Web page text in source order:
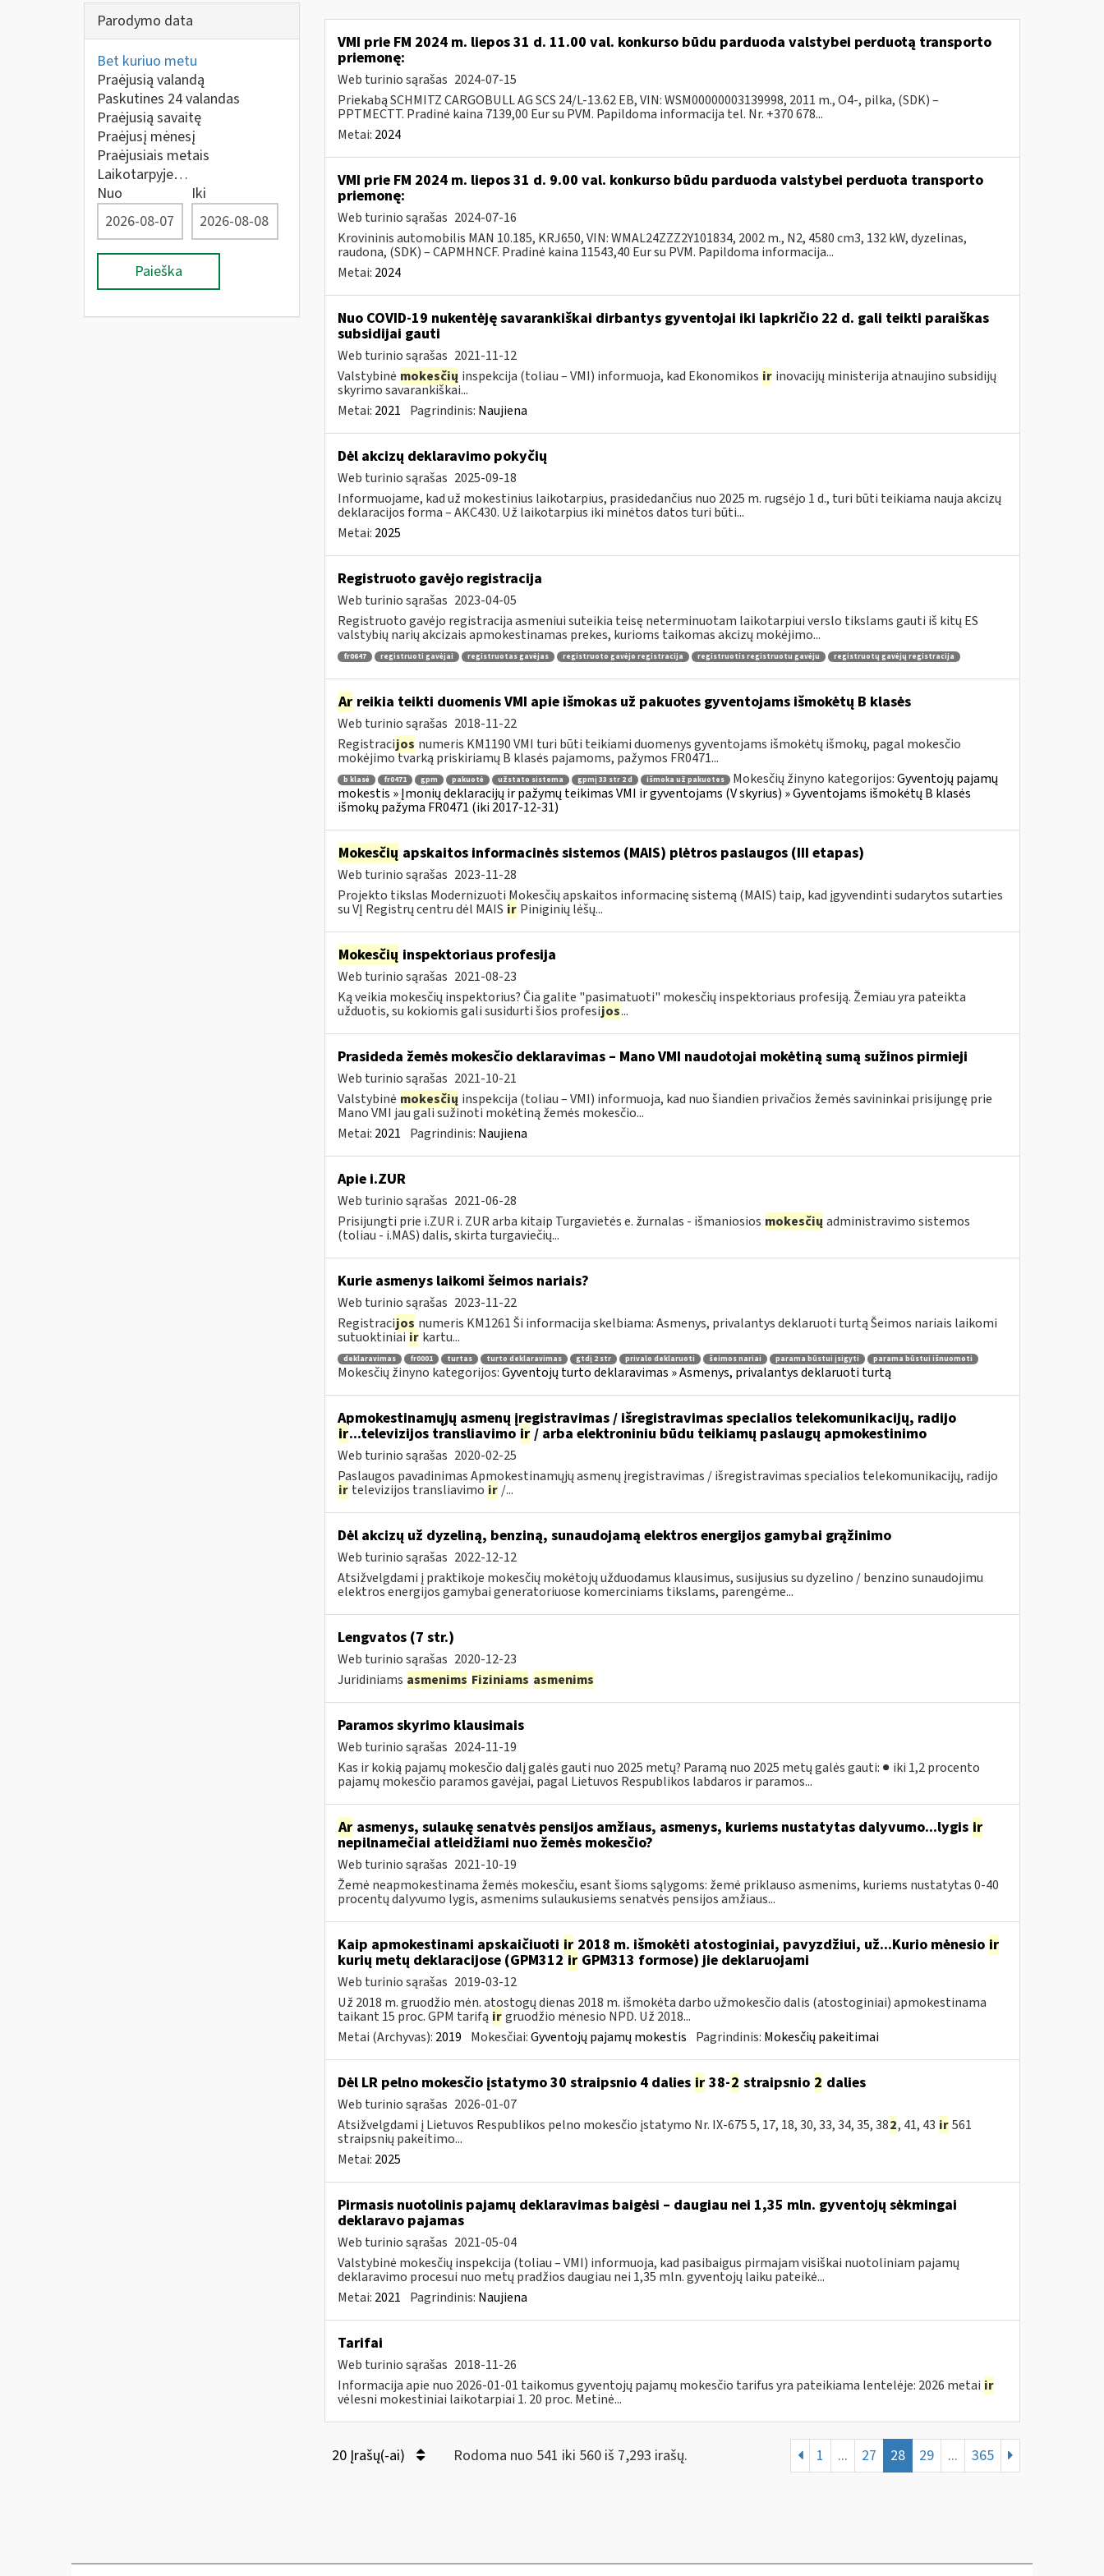
Parodymo data
Bet kuriuo metu
Praėjusią valandą
Paskutines 24 valandas
Praėjusią savaitę
Praėjusį mėnesį
Praėjusiais metais
Laikotarpyje…
Nuo
Iki
Paieška
VMI prie FM 2024 m. liepos 31 d. 11.00 val. konkurso būdu parduoda valstybei perduotą transporto
priemonę:
Web turinio sąrašas 2024-07-15
Priekabą SCHMITZ CARGOBULL AG SCS 24/L-13.62 EB, VIN: WSM00000003139998, 2011 m., O4-, pilka, (SDK) –
PPTMECTT. Pradinė kaina 7139,00 Eur su PVM. Papildoma informacija tel. Nr. +370 678...
Metai: 2024
VMI prie FM 2024 m. liepos 31 d. 9.00 val. konkurso būdu parduoda valstybei perduota transporto
priemonę:
Web turinio sąrašas 2024-07-16
Krovininis automobilis MAN 10.185, KRJ650, VIN: WMAL24ZZZ2Y101834, 2002 m., N2, 4580 cm3, 132 kW, dyzelinas,
raudona, (SDK) – CAPMHNCF. Pradinė kaina 11543,40 Eur su PVM. Papildoma informacija...
Metai: 2024
Nuo COVID-19 nukentėję savarankiškai dirbantys gyventojai iki lapkričio 22 d. gali teikti paraiškas
subsidijai gauti
Web turinio sąrašas 2021-11-12
Valstybinė mokesčių inspekcija (toliau – VMI) informuoja, kad Ekonomikos ir inovacijų ministerija atnaujino subsidijų
skyrimo savarankiškai...
Metai: 2021 Pagrindinis: Naujiena
​​​​​​​Dėl akcizų deklaravimo pokyčių
Web turinio sąrašas 2025-09-18
Informuojame, kad už mokestinius laikotarpius, prasidedančius nuo 2025 m. rugsėjo 1 d., turi būti teikiama nauja akcizų
deklaracijos forma – AKC430. Už laikotarpius iki minėtos datos turi būti...
Metai: 2025
Registruoto gavėjo registracija
Web turinio sąrašas 2023-04-05
Registruoto gavėjo registracija asmeniui suteikia teisę neterminuotam laikotarpiui verslo tikslams gauti iš kitų ES
valstybių narių akcizais apmokestinamas prekes, kurioms taikomas akcizų mokėjimo...
fr0647 registruoti gavėjai registruotas gavėjas registruoto gavėjo registracija registruotis registruotu gavėju registruotų gavėjų registracija
Arreikia teikti duomenis VMI apie išmokas už pakuotes gyventojams išmokėtų B klasės
Web turinio sąrašas 2018-11-22
Registracijos numeris KM1190 VMI turi būti teikiami duomenys gyventojams išmokėtų išmokų, pagal mokesčio
mokėjimo tvarką priskiriamų B klasės pajamoms, pažymos FR0471...
b klasė fr0471 gpm pakuotė užstato sistema gpmį 33 str 2 d išmoka už pakuotes Mokesčių žinyno kategorijos:Gyventojų pajamų
mokestis » Įmonių deklaracijų ir pažymų teikimas VMI ir gyventojams (V skyrius) » Gyventojams išmokėtų B klasės
išmokų pažyma FR0471 (iki 2017-12-31)
Mokesčių apskaitos informacinės sistemos (MAIS) plėtros paslaugos (III etapas)
Web turinio sąrašas 2023-11-28
Projekto tikslas Modernizuoti Mokesčių apskaitos informacinę sistemą (MAIS) taip, kad įgyvendinti sudarytos sutarties
su VĮ Registrų centru dėl MAIS ir Piniginių lėšų...
Mokesčių inspektoriaus profesija
Web turinio sąrašas 2021-08-23
Ką veikia mokesčių inspektorius? Čia galite "pasimatuoti" mokesčių inspektoriaus profesiją. Žemiau yra pateikta
užduotis, su kokiomis gali susidurti šios profesijos...
Prasideda žemės mokesčio deklaravimas – Mano VMI naudotojai mokėtiną sumą sužinos pirmieji
Web turinio sąrašas 2021-10-21
Valstybinė mokesčių inspekcija (toliau – VMI) informuoja, kad nuo šiandien privačios žemės savininkai prisijungę prie
Mano VMI jau gali sužinoti mokėtiną žemės mokesčio...
Metai: 2021 Pagrindinis: Naujiena
Apie i.ZUR
Web turinio sąrašas 2021-06-28
Prisijungti prie i.ZUR i. ZUR arba kitaip Turgavietės e. žurnalas - išmaniosios mokesčių administravimo sistemos
(toliau - i.MAS) dalis, skirta turgaviečių...
Kurie asmenys laikomi šeimos nariais?
Web turinio sąrašas 2023-11-22
Registracijos numeris KM1261 Ši informacija skelbiama: Asmenys, privalantys deklaruoti turtą Šeimos nariais laikomi
sutuoktiniaiir kartu...
deklaravimas fr0001 turtas turto deklaravimas gtdį 2 str privalo deklaruoti šeimos nariai parama būstui įsigyti parama būstui išnuomoti
Mokesčių žinyno kategorijos:Gyventojų turto deklaravimas » Asmenys, privalantys deklaruoti turtą
Apmokestinamųjų asmenų įregistravimas / išregistravimas specialios telekomunikacijų, radijo
ir...televizijos transliavimo ir/ arba elektroniniu būdu teikiamų paslaugų apmokestinimo
Web turinio sąrašas 2020-02-25
Paslaugos pavadinimas Apmokestinamųjų asmenų įregistravimas / išregistravimas specialios telekomunikacijų, radijo
ir televizijos transliavimo ir /...
Dėl akcizų už dyzeliną, benziną, sunaudojamą elektros energijos gamybai grąžinimo
Web turinio sąrašas 2022-12-12
Atsižvelgdami į praktikoje mokesčių mokėtojų užduodamus klausimus, susijusius su dyzelino / benzino sunaudojimu
elektros energijos gamybai generatoriuose komerciniams tikslams, parengėme...
Lengvatos (7 str.)
Web turinio sąrašas 2020-12-23
Juridiniams asmenims Fiziniams asmenims
Paramos skyrimo klausimais
Web turinio sąrašas 2024-11-19
Kas ir kokią pajamų mokesčio dalį galės gauti nuo 2025 metų? Paramą nuo 2025 metų galės gauti: ● iki 1,2 procento
pajamų mokesčio paramos gavėjai, pagal Lietuvos Respublikos labdaros ir paramos...
Arasmenys, sulaukę senatvės pensijos amžiaus, asmenys, kuriems nustatytas dalyvumo...lygis ir
nepilnamečiai atleidžiami nuo žemės mokesčio?
Web turinio sąrašas 2021-10-19
Žemė neapmokestinama žemės mokesčiu, esant šioms sąlygoms: žemė priklauso asmenims, kuriems nustatytas 0-40
procentų dalyvumo lygis, asmenims sulaukusiems senatvės pensijos amžiaus...
Kaip apmokestinami apskaičiuoti ir2018 m. išmokėti atostoginiai, pavyzdžiui, už...Kurio mėnesio ir
kurių metų deklaracijose (GPM312irGPM313 formose) jie deklaruojami
Web turinio sąrašas 2019-03-12
Už 2018 m. gruodžio mėn. atostogų dienas 2018 m. išmokėta darbo užmokesčio dalis (atostoginiai) apmokestinama
taikant 15 proc. GPM tarifą ir gruodžio mėnesio NPD. Už 2018...
Metai (Archyvas): 2019 Mokesčiai:Gyventojų pajamų mokestis Pagrindinis: Mokesčių pakeitimai
Dėl LR pelno mokesčio įstatymo 30 straipsnio 4 dalies ir38-2 straipsnio 2 dalies
Web turinio sąrašas 2026-01-07
Atsižvelgdami į Lietuvos Respublikos pelno mokesčio įstatymo Nr. IX-675 5, 17, 18, 30, 33, 34, 35, 382, 41, 43 ir 561
straipsnių pakeitimo...
Metai: 2025
Pirmasis nuotolinis pajamų deklaravimas baigėsi – daugiau nei 1,35 mln. gyventojų sėkmingai
deklaravo pajamas
Web turinio sąrašas 2021-05-04
Valstybinė mokesčių inspekcija (toliau – VMI) informuoja, kad pasibaigus pirmajam visiškai nuotoliniam pajamų
deklaravimo procesui nuo metų pradžios daugiau nei 1,35 mln. gyventojų laiku pateikė...
Metai: 2021 Pagrindinis: Naujiena
Tarifai
Web turinio sąrašas 2018-11-26
Informacija apie nuo 2026-01-01 taikomus gyventojų pajamų mokesčio tarifus yra pateikiama lentelėje: 2026 metai ir
vėlesni mokestiniai laikotarpiai 1. 20 proc. Metinė...
20 Įrašų(-ai) Rodoma nuo 541 iki 560 iš 7,293 irašų. 1 ... 27 28 29 ... 365